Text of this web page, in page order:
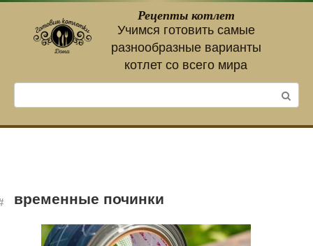
контенту
Рецепты котлет
Учимся готовить самые
разнообразные варианты
котлет со всего мира
временные починки